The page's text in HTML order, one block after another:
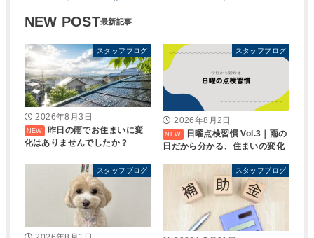
NEW POST
スタッフブログ
2026年8月3日
昨日の雨でお住まいに変
化はありませんでしたか？
スタッフブログ
2026年8月2日
日曜点検習慣 Vol.3｜雨の
日だから分かる、住まいの変化
スタッフブログ スタッフブログ